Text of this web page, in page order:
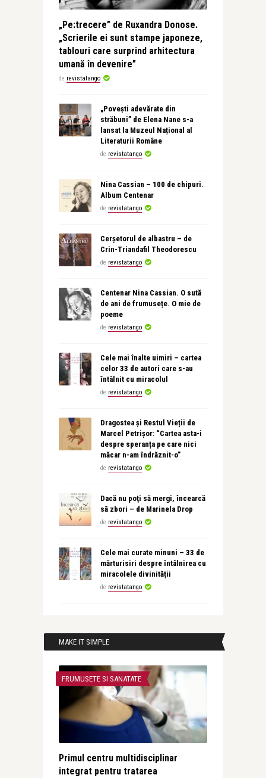
„Pe:trecere” de Ruxandra Donose.
„Scrierile ei sunt stampe japoneze,
tablouri care surprind arhitectura
umană în devenire”
de revistatango
„Povești adevărate din
străbuni” de Elena Nane s-a
lansat la Muzeul Național al
Literaturii Române
de revistatango
Nina Cassian – 100 de chipuri.
Album Centenar
de revistatango
Cerșetorul de albastru – de
Crin-Triandafil Theodorescu
de revistatango
Centenar Nina Cassian. O sută
de ani de frumusețe. O mie de
poeme
de revistatango
Cele mai înalte uimiri – cartea
celor 33 de autori care s-au
întâlnit cu miracolul
de revistatango
Dragostea și Restul Vieții de
Marcel Petrișor: “Cartea asta-i
despre speranța pe care nici
măcar n-am îndrăznit-o”
de revistatango
Dacă nu poţi să mergi, încearcă
să zbori – de Marinela Drop
de revistatango
Cele mai curate minuni – 33 de
mărturisiri despre întâlnirea cu
miracolele divinității
de revistatango
MAKE IT SIMPLE
FRUMUSETE SI SANATATE
Primul centru multidisciplinar
integrat pentru tratarea